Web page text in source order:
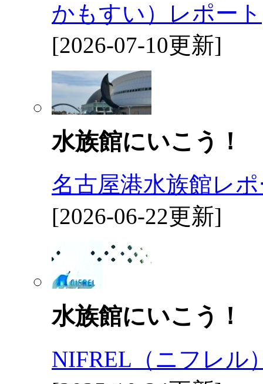
かもすい）レポート
[2026-07-10更新]
水族館にいこう！
名古屋港水族館レ
[2026-06-22更新]
水族館にいこう！
NIFREL（ニフレル